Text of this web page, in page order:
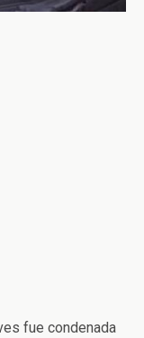
fue condenada